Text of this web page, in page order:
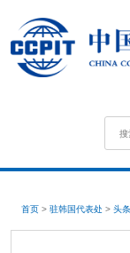
首页 > 驻韩国代表处 > 头